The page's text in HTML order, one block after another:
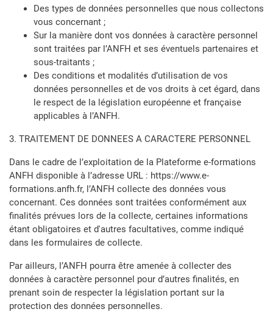
Des types de données personnelles que nous collectons
vous concernant ;
Sur la manière dont vos données à caractère personnel
sont traitées par l’ANFH et ses éventuels partenaires et
sous-traitants ;
Des conditions et modalités d’utilisation de vos
données personnelles et de vos droits à cet égard, dans
le respect de la législation européenne et française
applicables à l’ANFH.
3. TRAITEMENT DE DONNEES A CARACTERE PERSONNEL
Dans le cadre de l’exploitation de la Plateforme e-formations
ANFH disponible à l’adresse URL : https://www.e-
formations.anfh.fr, l’ANFH collecte des données vous
concernant. Ces données sont traitées conformément aux
finalités prévues lors de la collecte, certaines informations
étant obligatoires et d'autres facultatives, comme indiqué
dans les formulaires de collecte.
Par ailleurs, l’ANFH pourra être amenée à collecter des
données à caractère personnel pour d’autres finalités, en
prenant soin de respecter la législation portant sur la
protection des données personnelles.